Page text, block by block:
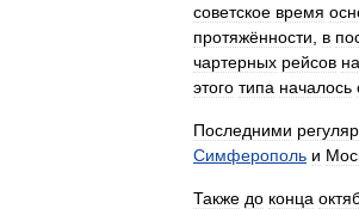
советское время
протяжённости
в
чартерных рейсов на
этого типа началось
Последними
Симферополь и
Также до конца